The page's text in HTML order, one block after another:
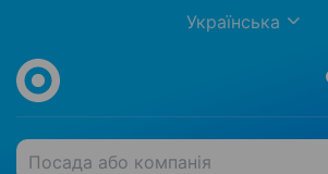
Українська
Посада або компанія